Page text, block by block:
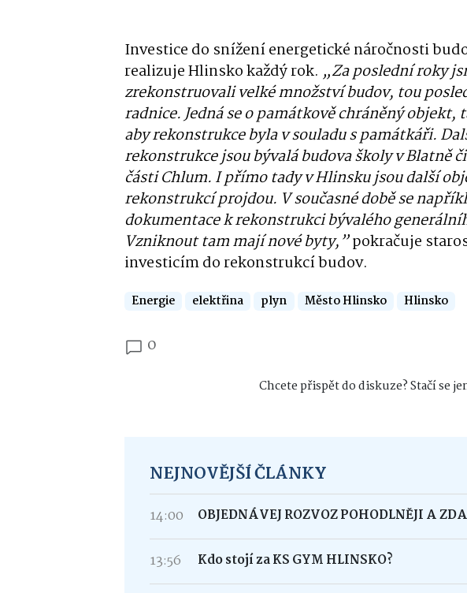
Investice do snížení energetické náročnosti
realizuje Hlinsko každý rok. „Za poslední roky
zrekonstruovali velké množství budov, tou
radnice. Jedná se o památkově chráněný objekt,
aby rekonstrukce byla v souladu s památkáři.
rekonstrukce jsou bývalá budova školy v Blatně
části Chlum. I přímo tady v Hlinsku jsou další
rekonstrukcí projdou. V současné době se
dokumentace k rekonstrukci bývalého
Vzniknout tam mají nové byty,”pokračuje
investicím do rekonstrukcí budov.
Energie elektřina plyn Město Hlinsko Hlinsko
0
Chcete přispět do diskuze? Stačí se
NEJNOVĚJŠÍ ČLÁNKY
14:00 OBJEDNÁVEJ ROZVOZ POHODLNĚJI A
13:56 Kdo stojí za KS GYM HLINSKO?